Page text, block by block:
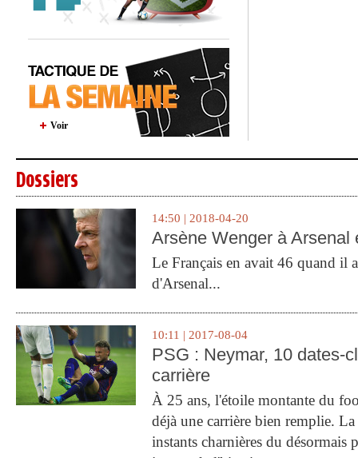
Voir
Dossiers
14:50 | 2018-04-20
Arsène Wenger à Arsenal
Le Français en avait 46 quand il
d'Arsenal...
10:11 | 2017-08-04
PSG : Neymar, 10 dates-
carrière
À 25 ans, l'étoile montante du
déjà une carrière bien remplie.
instants charnières du désormais